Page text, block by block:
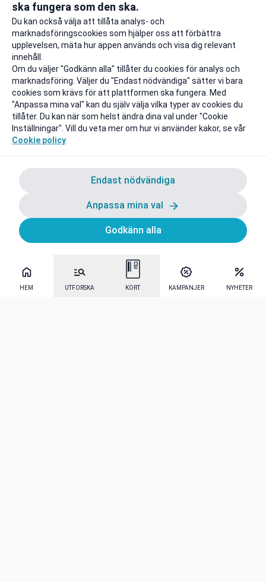
HEM UTFORSKA KORT KAMPANJER NYHETER
Till rabatten
ska fungera som den ska.
Du kan också välja att tillåta analys- och
marknadsföringscookies som hjälper oss att förbättra
upplevelsen, mäta hur appen används och visa dig relevant
innehåll.
Om du väljer "Godkänn alla" tillåter du cookies för analys och
marknadsföring. Väljer du "Endast nödvändiga" sätter vi bara
cookies som krävs för att plattformen ska fungera. Med
"Anpassa mina val" kan du själv välja vilka typer av cookies du
tillåter. Du kan när som helst ändra dina val under "Cookie
Inställningar". Vill du veta mer om hur vi använder kakor, se vår
Cookie policy
Endast nödvändiga
Anpassa mina val
Godkänn alla